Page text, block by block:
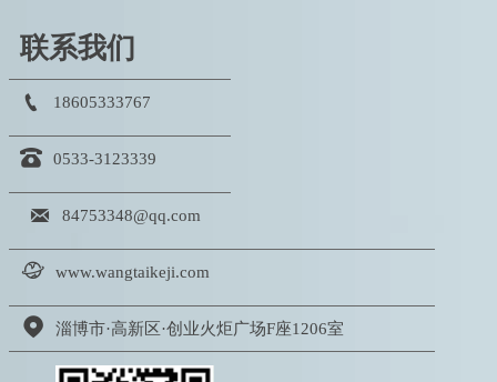
联系我们
 18605333767
 0533-3123339
 84753348@qq.com
 www.wangtaikeji.com
 淄博市·高新区·创业火炬广场F座1206室